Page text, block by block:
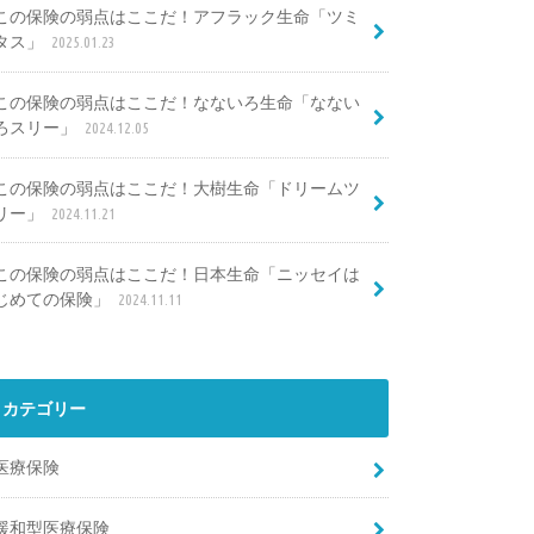
の保険の弱点はここだ！アフラック生命「ツミ
ス」
2025.01.23
の保険の弱点はここだ！なないろ生命「なない
スリー」
2024.12.05
の保険の弱点はここだ！大樹生命「ドリームツ
ー」
2024.11.21
の保険の弱点はここだ！日本生命「ニッセイは
めての保険」
2024.11.11
カテゴリー
療保険
和型医療保険